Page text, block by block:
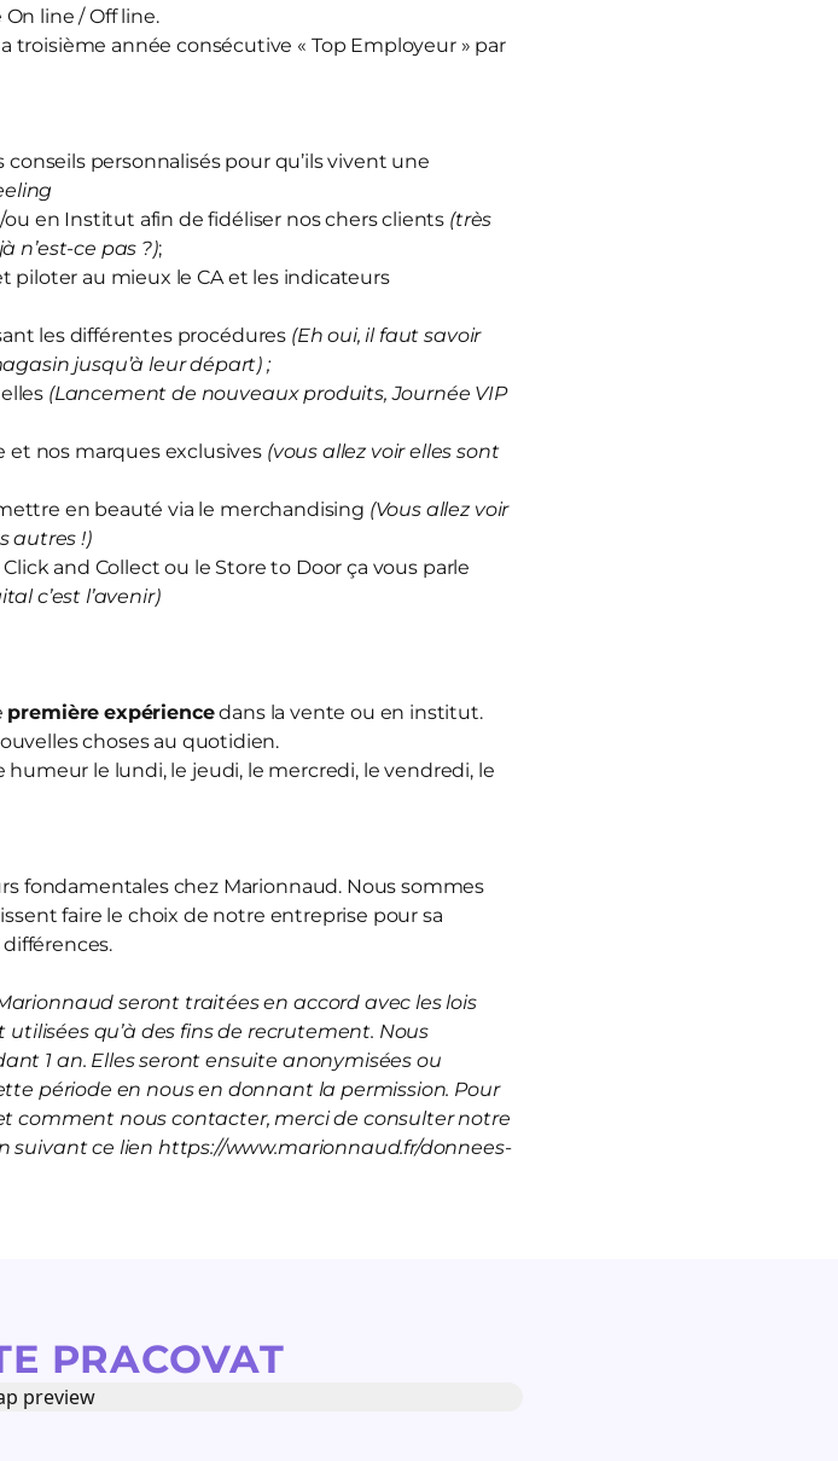
line / Off line.
troisième année consécutive « Top Employeur » par
personnalisés pour qu’ils vivent une
en Institut afin de fidéliser nos chers clients (très
n’est-ce pas ?);
au mieux le CA et les indicateurs
les différentes procédures (Eh oui, il faut savoir
jusqu’à leur départ) ;
(Lancement de nouveaux produits, Journée VIP
nos marques exclusives (vous allez voir elles sont
en beauté via le merchandising (Vous allez voir
autres !)
and Collect ou le Store to Door ça vous parle
c’est l’avenir)
première expériencedans la vente ou en institut.
choses au quotidien.
humeur le lundi, le jeudi, le mercredi, le vendredi, le
fondamentales chez Marionnaud. Nous sommes
faire le choix de notre entreprise pour sa
seront traitées en accord avec les lois
qu’à des fins de recrutement. Nous
1 an. Elles seront ensuite anonymisées ou
période en nous en donnant la permission. Pour
comment nous contacter, merci de consulter notre
suivant ce lien https://www.marionnaud.fr/donnees-
PRACOVAT